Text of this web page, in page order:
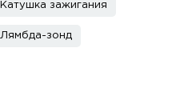
Катушка зажигания
Лямбда-зонд